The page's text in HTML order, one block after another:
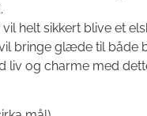
helt sikkert blive et
bringe glæde til både
liv og charme med